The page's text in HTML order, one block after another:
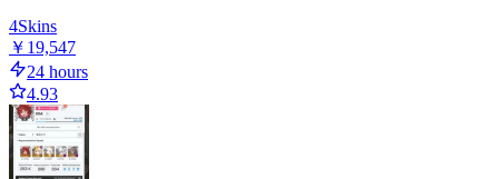
4Skins
￥19,547
24 hours
4.93